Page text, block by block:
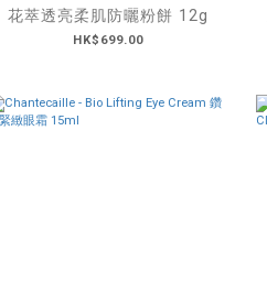
花萃透亮柔肌防曬粉餅 12g
HK$699.00